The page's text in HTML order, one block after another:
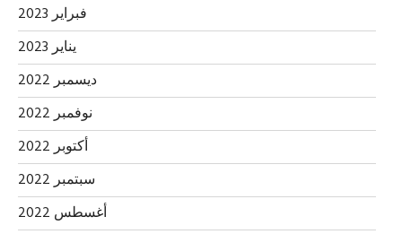
فبراير 2023
يناير 2023
ديسمبر 2022
نوفمبر 2022
أكتوبر 2022
سبتمبر 2022
أغسطس 2022